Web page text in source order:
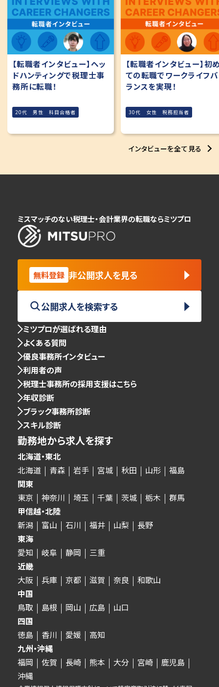
【転職者インタビュー】ヘッ
ドハンティングで税理士事
務所に転職！
20代 男性 科目合格者
【転職者インタビュー】初
ての転職でワークライフバ
ランスを実現！
30代 女性 税務担当者
インタビューを全て見る
ミスマッチのない税理士・会計業界の転職ならミツプロ
無料登録 非公開求人を見る
公開求人を検索する
ミツプロが選ばれる理由
よくある質問
優良事務所インタビュー
利用者の声
税理士事務所の採用支援はこちら
年収診断
ブラック事務所診断
スキル診断
勤務地から求人を探す
北海道・東北
北海道
青森 岩手 宮城 秋田 山形
福島
関東
東京
神奈川 埼玉 千葉 茨城 栃木
群馬
甲信越・北陸
新潟
富山 石川 福井 山梨
長野
東海
愛知
岐阜 静岡
三重
近畿
大阪
兵庫 京都 滋賀 奈良
和歌山
中国
鳥取
島根 岡山 広島
山口
四国
徳島
香川 愛媛
高知
九州・沖縄
福岡
佐賀 長崎 熊本 大分 宮崎
鹿児島
沖縄